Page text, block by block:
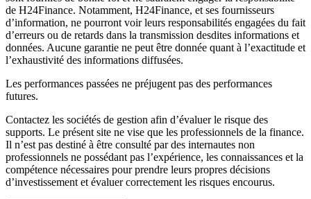
de H24Finance. Notamment, H24Finance, et ses fournisseurs
d’information, ne pourront voir leurs responsabilités engagées du fait
d’erreurs ou de retards dans la transmission desdites informations et
données. Aucune garantie ne peut être donnée quant à l’exactitude et
l’exhaustivité des informations diffusées.
Les performances passées ne préjugent pas des performances
futures.
Contactez les sociétés de gestion afin d’évaluer le risque des
supports. Le présent site ne vise que les professionnels de la finance.
Il n’est pas destiné à être consulté par des internautes non
professionnels ne possédant pas l’expérience, les connaissances et la
compétence nécessaires pour prendre leurs propres décisions
d’investissement et évaluer correctement les risques encourus.